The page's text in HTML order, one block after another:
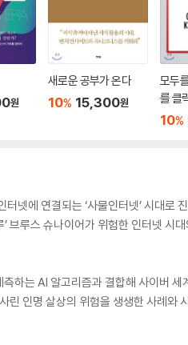
원
새로운 공부가 온다
10% 15,300원
모두
를 클
10%
넷에 연결되는 ‘사물인터넷’ 시대로
브루스 슈나이어가 위험한 인터넷 시
하는 AI 알고리즘과 결합해 사이버 세
린 인명 살상의 위험을 생생한 사례와